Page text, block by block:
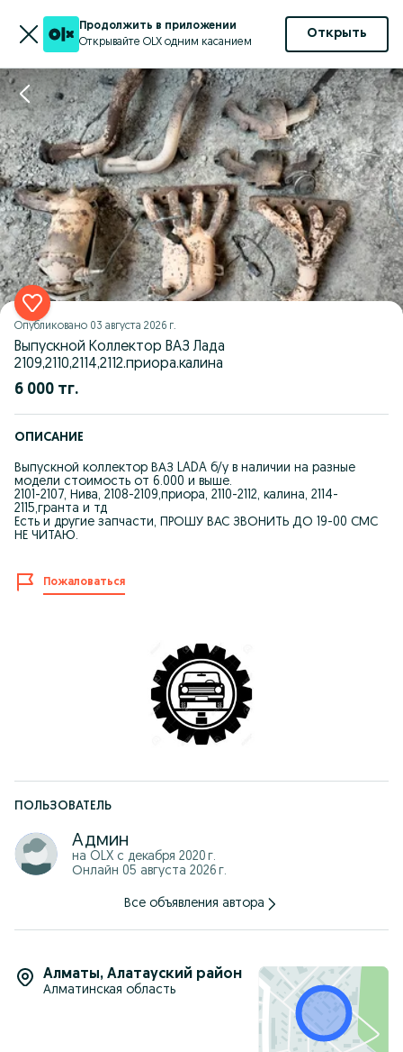
Продолжить в приложении
Открывайте OLX одним касанием
Открыть
Опубликовано 03 августа 2026 г.
Выпускной Коллектор ВАЗ Лада
2109,2110,2114,2112.приора.калина
6 000 тг.
ОПИСАНИЕ
Выпускной коллектор ВАЗ LADA б/у в наличии на разные
модели стоимость от 6.000 и выше.
2101-2107, Нива, 2108-2109,приора, 2110-2112, калина, 2114-
2115,гранта и тд
Есть и другие запчасти, ПРОШУ ВАС ЗВОНИТЬ ДО 19-00 СМС
НЕ ЧИТАЮ.
Пожаловаться
ПОЛЬЗОВАТЕЛЬ
Админ
на OLX с декабря 2020 г.
Онлайн 05 августа 2026 г.
Все объявления автора
Алматы, Алатауский район
Алматинская область